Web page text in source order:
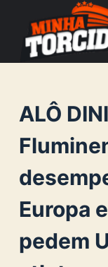
o
c
o
n
e
n
ALÔ
Europa
pedem